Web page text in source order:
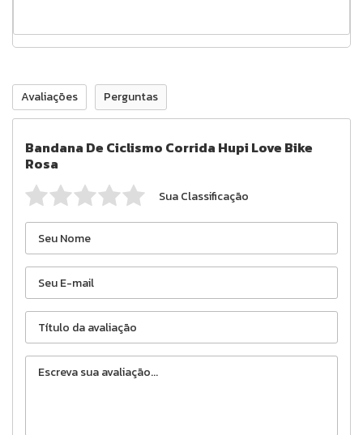
Avaliações Perguntas
Bandana De Ciclismo Corrida Hupi Love Bike
Rosa
Sua Classificação